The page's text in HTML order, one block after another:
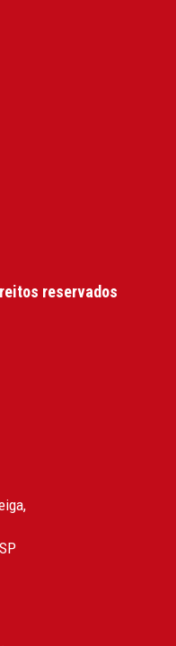
reservados